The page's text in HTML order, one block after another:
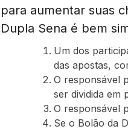
para aumentar suas
Dupla Sena é bem
Um dos
das apostas,
O responsável
ser dividida em
O responsável
Se o Bolão da